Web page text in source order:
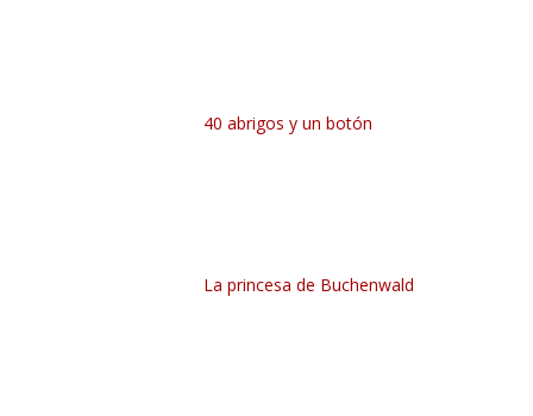
40 abrigos y un botón
La princesa de Buchenwald